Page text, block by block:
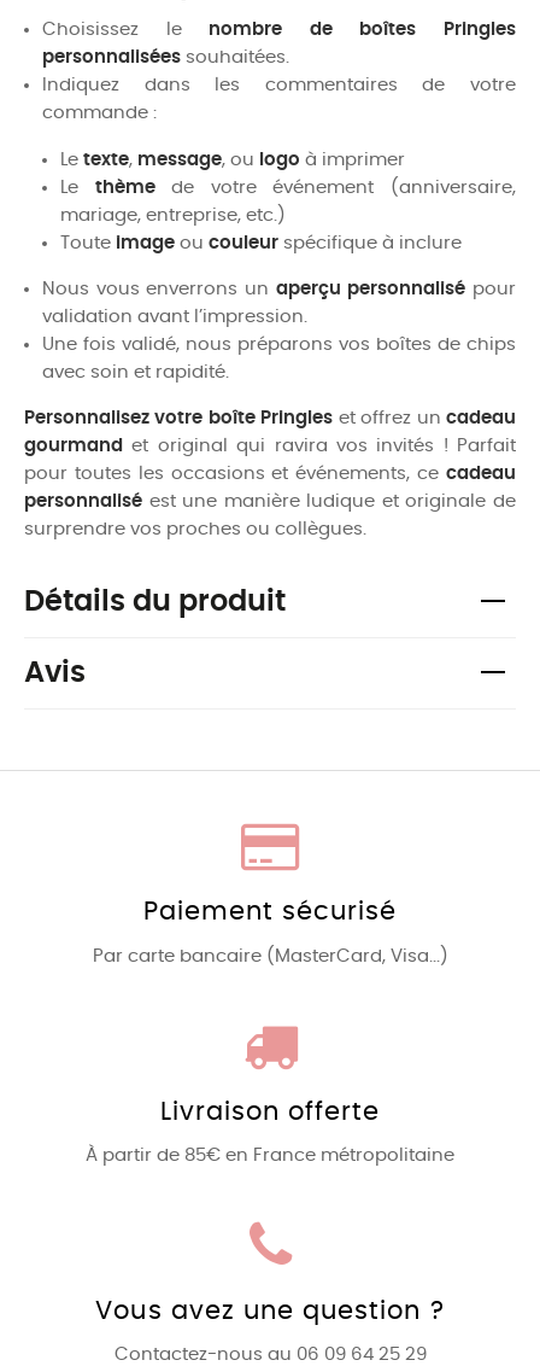
Choisissez le nombre de boîtes Pringles
personnalisées souhaitées.
Indiquez dans les commentaires de votre
commande :
Le texte, message, ou logo à imprimer
Le thèmede votre événement (anniversaire,
mariage, entreprise, etc.)
Toute image ou couleur spécifique à inclure
Nous vous enverrons un aperçu personnalisé pour
validation avant l’impression.
Une fois validé, nous préparons vos boîtes de chips
avec soin et rapidité.
Personnalisez votre boîte Pringles et offrez uncadeau
gourmand
et original qui ravira vos invités ! Parfait
pour toutes les occasions et événements, ce cadeau
personnalisé est une manière ludique et originale de
surprendre vos proches ou collègues.
Détails du produit
Avis
Paiement sécurisé
Par carte bancaire (MasterCard, Visa...)
Livraison offerte
À partir de 85€ en France métropolitaine
Vous avez une question ?
Contactez-nous au 06 09 64 25 29